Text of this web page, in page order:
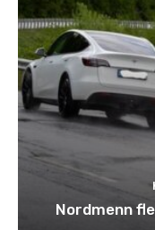
Nordmenn